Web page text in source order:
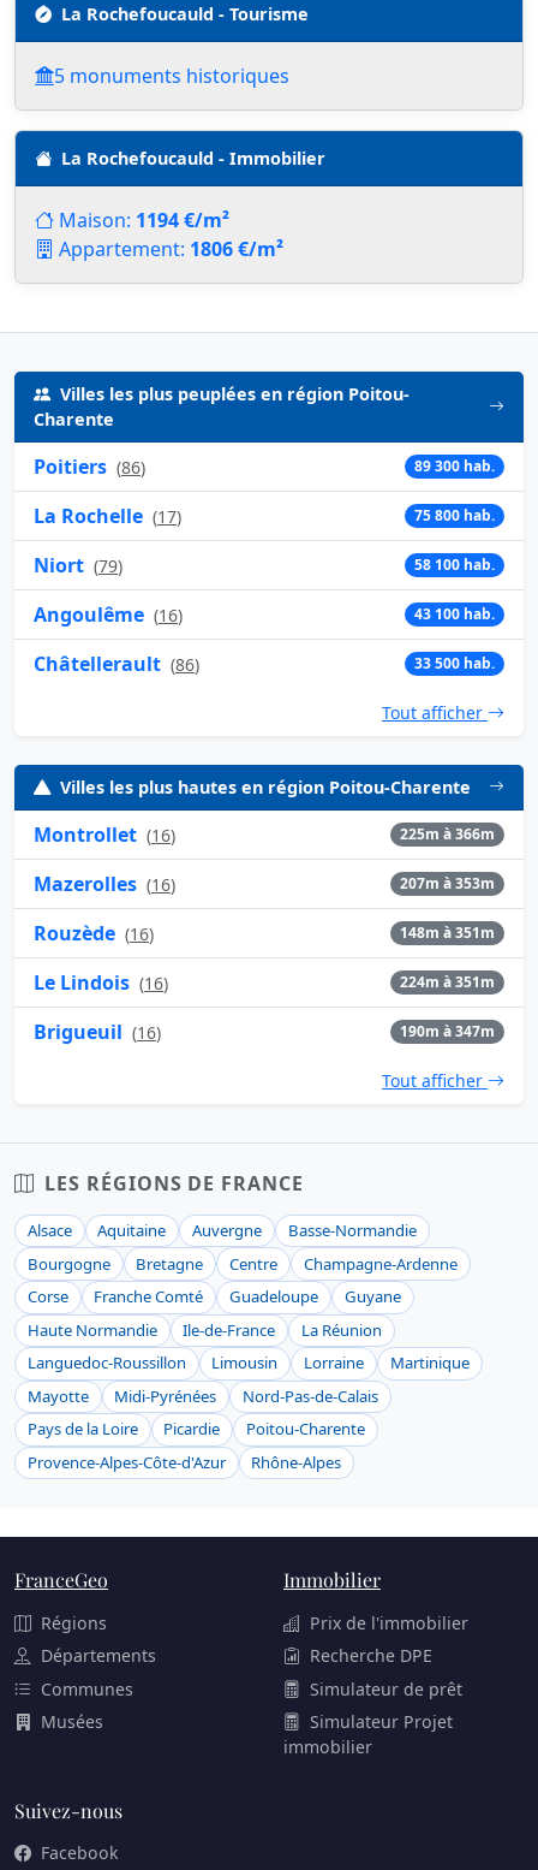
La Rochefoucauld - Tourisme
5 monuments historiques
La Rochefoucauld - Immobilier
Maison: 1194 €/m²
Appartement: 1806 €/m²
Villes les plus peuplées en région Poitou-
Charente
Poitiers (86) 89 300 hab.
La Rochelle (17) 75 800 hab.
Niort (79) 58 100 hab.
Angoulême (16) 43 100 hab.
Châtellerault (86) 33 500 hab.
Tout afficher
Villes les plus hautes en région Poitou-Charente
Montrollet (16) 225m à 366m
Mazerolles (16) 207m à 353m
Rouzède (16) 148m à 351m
Le Lindois (16) 224m à 351m
Brigueuil (16) 190m à 347m
Tout afficher
LES RÉGIONS DE FRANCE
Alsace Aquitaine Auvergne
Basse-Normandie
Bourgogne
Bretagne Centre
Champagne-Ardenne
Corse
Franche Comté Guadeloupe
Guyane
Haute Normandie
Ile-de-France
La Réunion
Languedoc-Roussillon
Limousin Lorraine
Martinique
Mayotte
Midi-Pyrénées
Nord-Pas-de-Calais
Pays de la Loire
Picardie
Poitou-Charente
Provence-Alpes-Côte-d'Azur
Rhône-Alpes
FranceGeo
Régions
Départements
Communes
Musées
Immobilier
Prix de l'immobilier
Recherche DPE
Simulateur de prêt
Simulateur Projet
immobilier
Suivez-nous
Facebook